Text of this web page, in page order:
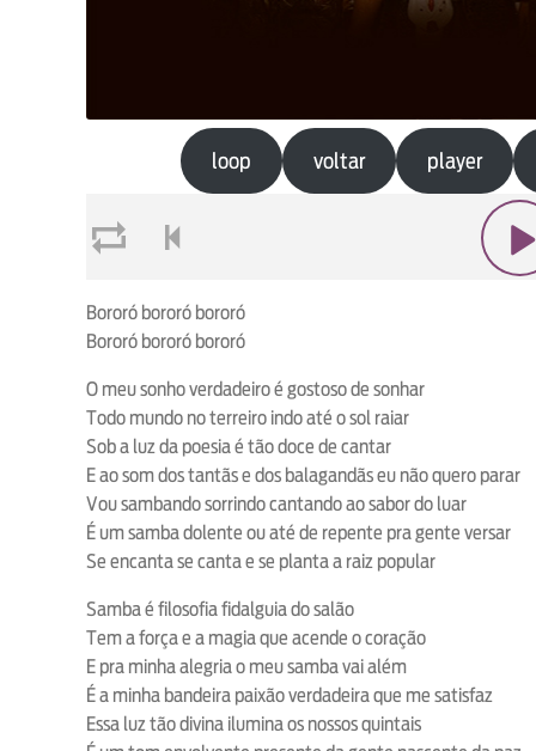
loop voltar player
Bororó bororó bororó
Bororó bororó bororó
O meu sonho verdadeiro é gostoso de sonhar
Todo mundo no terreiro indo até o sol raiar
Sob a luz da poesia é tão doce de cantar
E ao som dos tantãs e dos balagandãs eu não quero parar
Vou sambando sorrindo cantando ao sabor do luar
É um samba dolente ou até de repente pra gente versar
Se encanta se canta e se planta a raiz popular
Samba é filosofia fidalguia do salão
Tem a força e a magia que acende o coração
E pra minha alegria o meu samba vai além
É a minha bandeira paixão verdadeira que me satisfaz
Essa luz tão divina ilumina os nossos quintais